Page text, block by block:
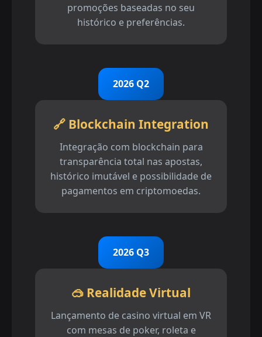
promoções baseadas no seu
histórico e preferências.
2026 Q2
🔗 Blockchain Integration
Integração com blockchain para
transparência total nas apostas,
histórico imutável e possibilidade de
pagamentos em criptomoedas.
2026 Q3
🥽 Realidade Virtual
Lançamento de casino virtual em VR
com mesas de poker, roleta e